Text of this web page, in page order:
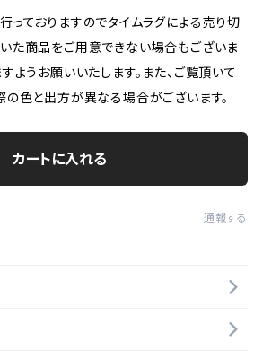
っておりますのでタイムラグによる売り切
た商品をご用意できない場合もございま
ようお願いいたします。また、ご覧頂いて
の色と出方が異なる場合がございます。
カートに入れる
通報する